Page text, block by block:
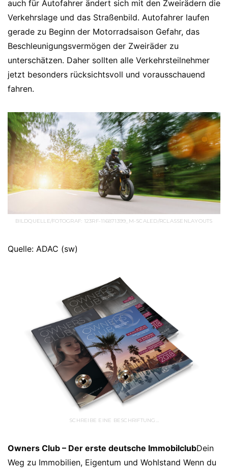
auch für Autofahrer ändert sich mit den Zweirädern die
Verkehrslage und das Straßenbild. Autofahrer laufen
gerade zu Beginn der Motorradsaison Gefahr, das
Beschleunigungsvermögen der Zweiräder zu
unterschätzen. Daher sollten alle Verkehrsteilnehmer
jetzt besonders rücksichtsvoll und vorausschauend
fahren.
BILDQUELLE/FOTOGRAF: 123RF-116871399_M-SCALED/RCLASSENLAYOUTS
Quelle: ADAC (sw)
SCHREIBE EINE BESCHRIFTUNG…
Owners Club – Der erste deutsche ImmobilclubDein
Weg zu Immobilien, Eigentum und Wohlstand Wenn du